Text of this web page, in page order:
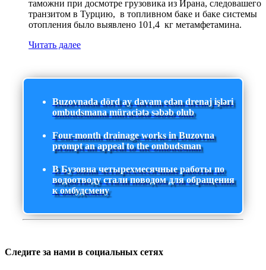
таможни при досмотре грузовика из Ирана, следовашего
транзитом в Турцию, в топливном баке и баке системы
отопления было выявлено 101,4 кг метамфетамина.
Читать далее
Buzovnada dörd ay davam edən drenaj işləri
ombudsmana müraciətə səbəb olub
Four-month drainage works in Buzovna
prompt an appeal to the ombudsman
В Бузовна четырехмесячные работы по
водоотводу стали поводом для обращения
к омбудсмену
Следите за нами в социальных сетях